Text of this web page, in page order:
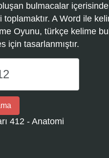
bulmacalar
A Word ile
Oyunu, türkçe kelime
için tasarlanmıştır.
412 - Anatomi